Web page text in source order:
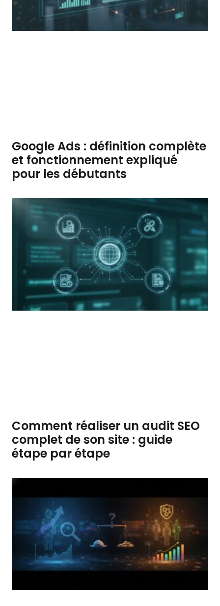
Google Ads : définition complète
et fonctionnement expliqué
pour les débutants
Comment réaliser un audit SEO
complet de son site : guide
étape par étape